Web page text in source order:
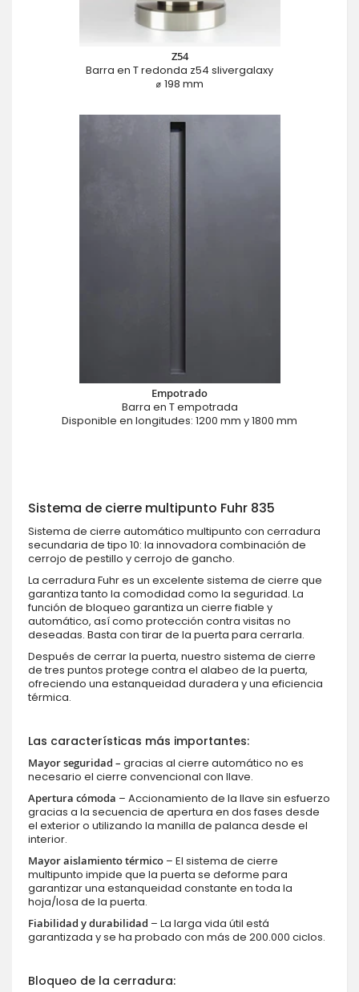
Z54
Barra en T redonda z54 slivergalaxy
⌀ 198 mm
Empotrado
Barra en T empotrada
Disponible en longitudes: 1200 mm y 1800 mm
Sistema de cierre multipunto Fuhr 835
Sistema de cierre automático multipunto con cerradura
secundaria de tipo 10: la innovadora combinación de
cerrojo de pestillo y cerrojo de gancho.
La cerradura Fuhr es un excelente sistema de cierre que
garantiza tanto la comodidad como la seguridad. La
función de bloqueo garantiza un cierre fiable y
automático, así como protección contra visitas no
deseadas. Basta con tirar de la puerta para cerrarla.
Después de cerrar la puerta, nuestro sistema de cierre
de tres puntos protege contra el alabeo de la puerta,
ofreciendo una estanqueidad duradera y una eficiencia
térmica.
Las características más importantes:
Mayor seguridad – gracias al cierre automático no es
necesario el cierre convencional con llave.
Apertura cómoda – Accionamiento de la llave sin esfuerzo
gracias a la secuencia de apertura en dos fases desde
el exterior o utilizando la manilla de palanca desde el
interior.
Mayor aislamiento térmico – El sistema de cierre
multipunto impide que la puerta se deforme para
garantizar una estanqueidad constante en toda la
hoja/losa de la puerta.
Fiabilidad y durabilidad – La larga vida útil está
garantizada y se ha probado con más de 200.000 ciclos.
Bloqueo de la cerradura: